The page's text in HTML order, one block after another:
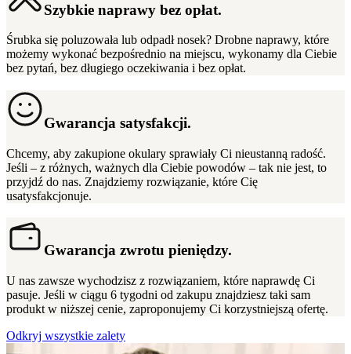
Szybkie naprawy bez opłat.
Śrubka się poluzowała lub odpadł nosek? Drobne naprawy, które
możemy wykonać bezpośrednio na miejscu, wykonamy dla Ciebie
bez pytań, bez długiego oczekiwania i bez opłat.
Gwarancja satysfakcji.
Chcemy, aby zakupione okulary sprawiały Ci nieustanną radość.
Jeśli – z różnych, ważnych dla Ciebie powodów – tak nie jest, to
przyjdź do nas. Znajdziemy rozwiązanie, które Cię
usatysfakcjonuje. ​
Gwarancja zwrotu pieniędzy.
U nas zawsze wychodzisz z rozwiązaniem, które naprawdę Ci
pasuje. Jeśli w ciągu 6 tygodni od zakupu znajdziesz taki sam
produkt w niższej cenie, zaproponujemy Ci korzystniejszą ofertę.
Odkryj wszystkie zalety